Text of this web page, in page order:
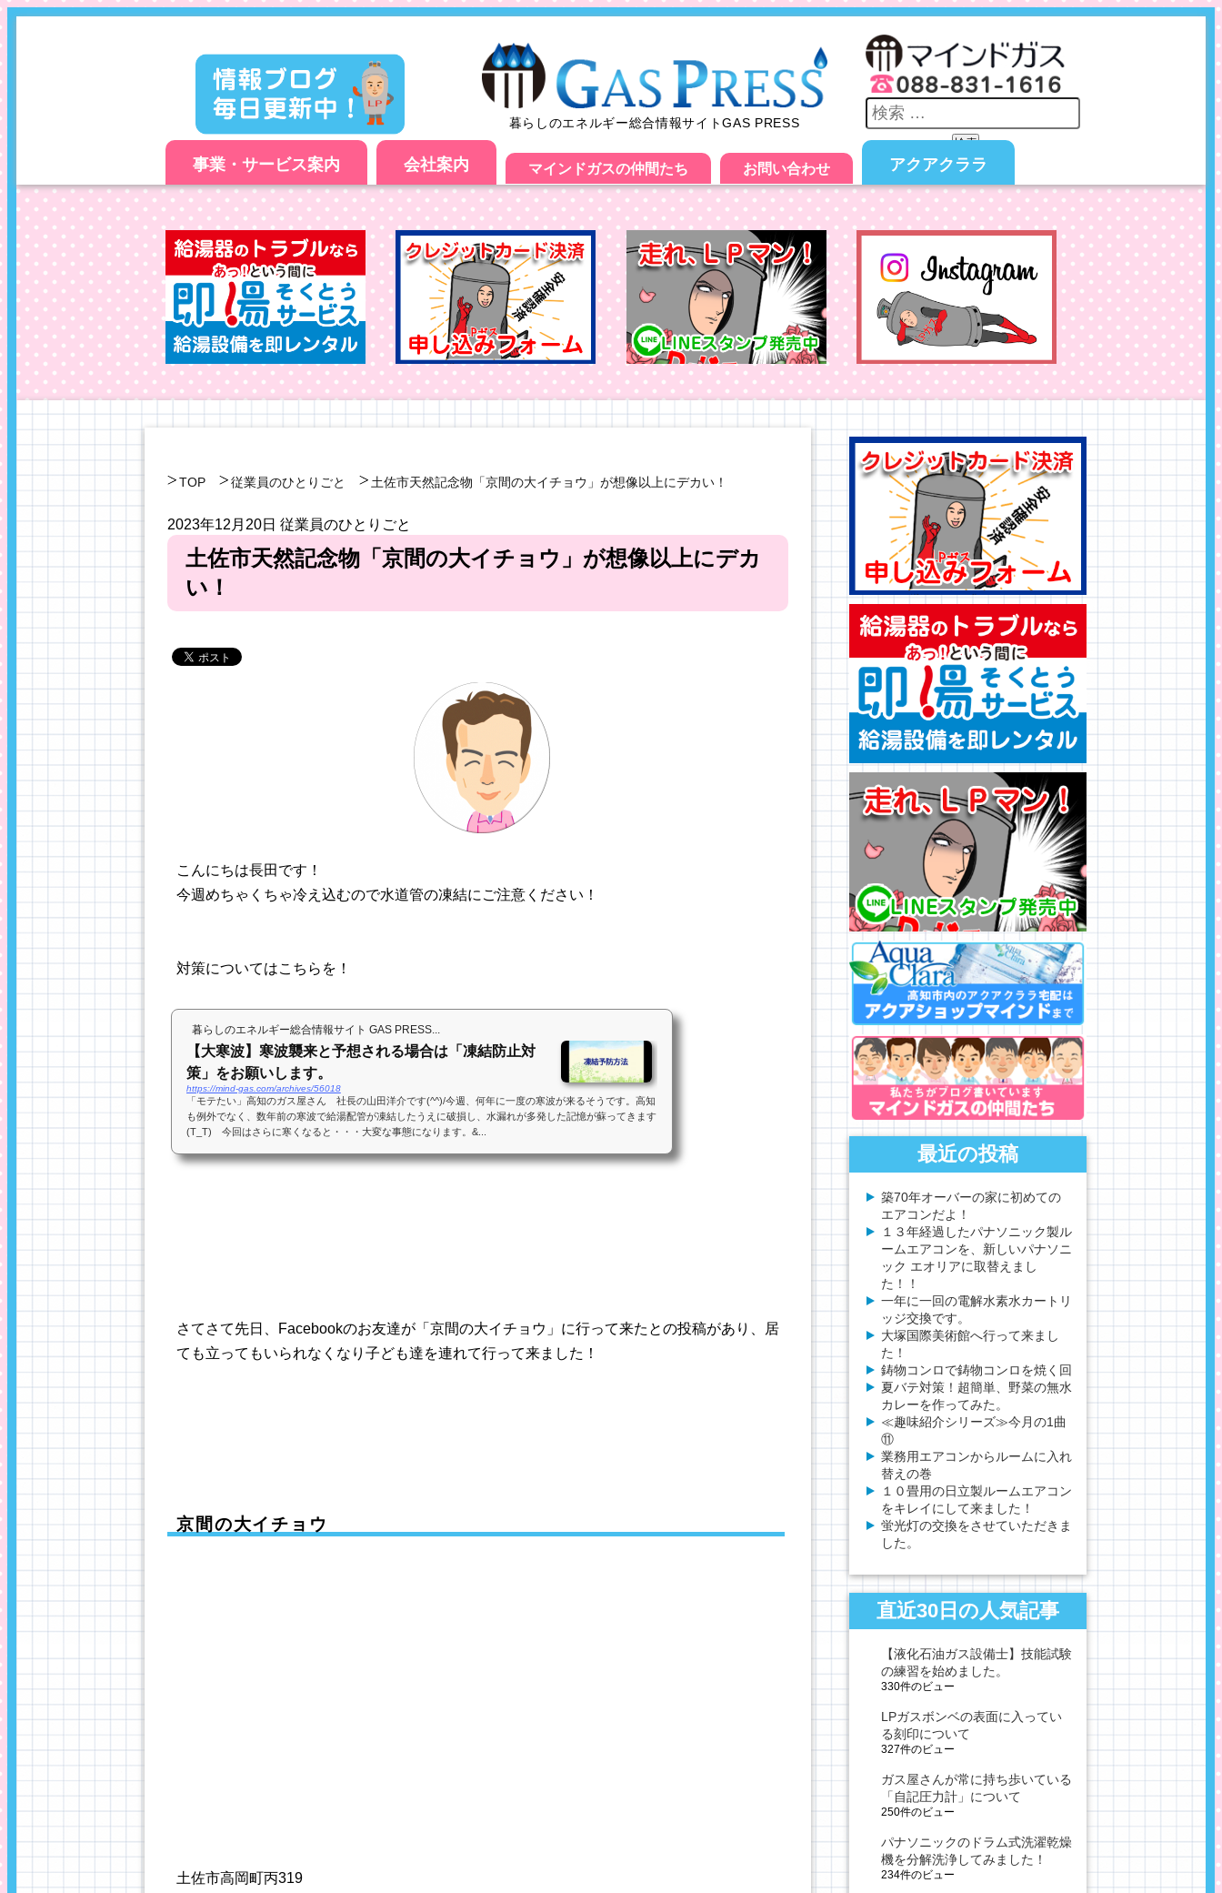
暮らしのエネルギー総合情報サイトGAS PRESS
検索
事業・サービス案内 会社案内 マインドガスの仲間たち お問い合わせ アクアクララ
TOP 従業員のひとりごと 土佐市天然記念物「京間の大イチョウ」が想像以上にデカい！
2023年12月20日 従業員のひとりごと
土佐市天然記念物「京間の大イチョウ」が想像以上にデカ
い！
こんにちは長田です！
今週めちゃくちゃ冷え込むので水道管の凍結にご注意ください！
対策についてはこちらを！
暮らしのエネルギー総合情報サイト GAS PRESS...
【大寒波】寒波襲来と予想される場合は「凍結防止対
策」をお願いします。
https://mind-gas.com/archives/56018
「モテたい」高知のガス屋さん 社長の山田洋介です(^^)/今週、何年に一度の寒波が来るそうです。高知
も例外でなく、数年前の寒波で給湯配管が凍結したうえに破損し、水漏れが多発した記憶が蘇ってきます
(T_T) 今回はさらに寒くなると・・・大変な事態になります。&...
さてさて先日、Facebookのお友達が「京間の大イチョウ」に行って来たとの投稿があり、居
ても立ってもいられなくなり子ども達を連れて行って来ました！
京間の大イチョウ
土佐市高岡町丙319
最近の投稿
築70年オーバーの家に初めての
エアコンだよ！
１３年経過したパナソニック製ル
ームエアコンを、新しいパナソニ
ック エオリアに取替えまし
た！！
一年に一回の電解水素水カートリ
ッジ交換です。
大塚国際美術館へ行って来まし
た！
鋳物コンロで鋳物コンロを焼く回
夏バテ対策！超簡単、野菜の無水
カレーを作ってみた。
≪趣味紹介シリーズ≫今月の1曲
⑪
業務用エアコンからルームに入れ
替えの巻
１０畳用の日立製ルームエアコン
をキレイにして来ました！
蛍光灯の交換をさせていただきま
した。
直近30日の人気記事
【液化石油ガス設備士】技能試験
の練習を始めました。
330件のビュー
LPガスボンベの表面に入ってい
る刻印について
327件のビュー
ガス屋さんが常に持ち歩いている
「自記圧力計」について
250件のビュー
パナソニックのドラム式洗濯乾燥
機を分解洗浄してみました！
234件のビュー